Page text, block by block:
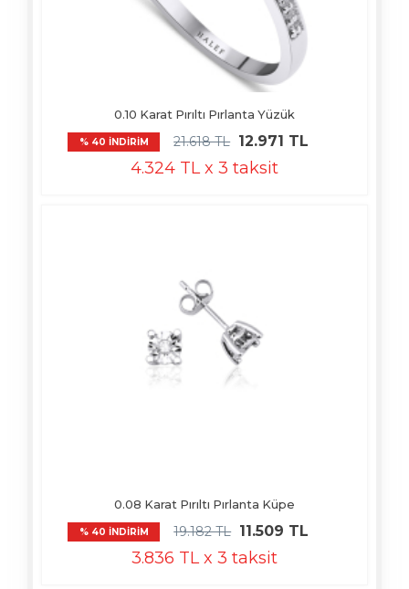
0.10 Karat Pırıltı Pırlanta Yüzük
% 40 İNDİRİM 21.618 TL 12.971 TL
4.324 TL x 3 taksit
0.08 Karat Pırıltı Pırlanta Küpe
% 40 İNDİRİM 19.182 TL 11.509 TL
3.836 TL x 3 taksit